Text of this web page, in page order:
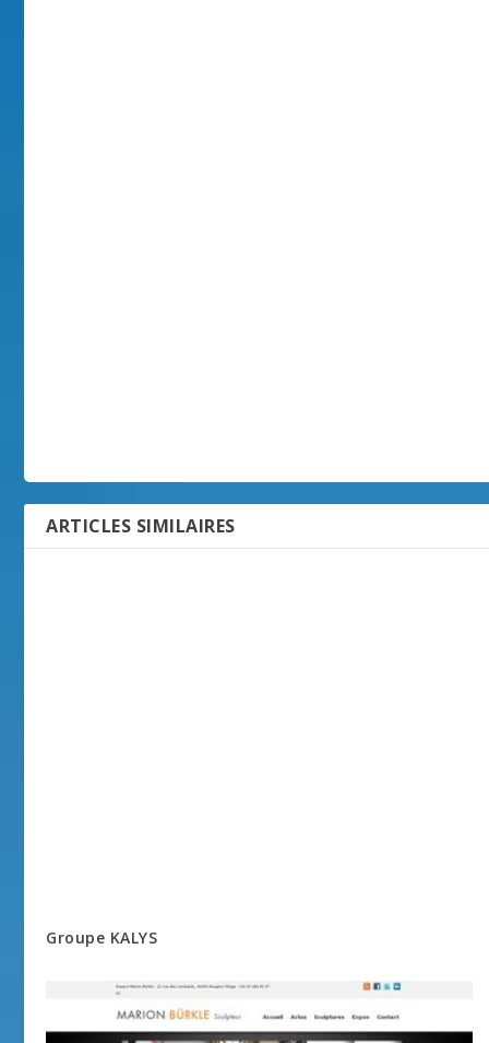
ARTICLES SIMILAIRES
Groupe KALYS